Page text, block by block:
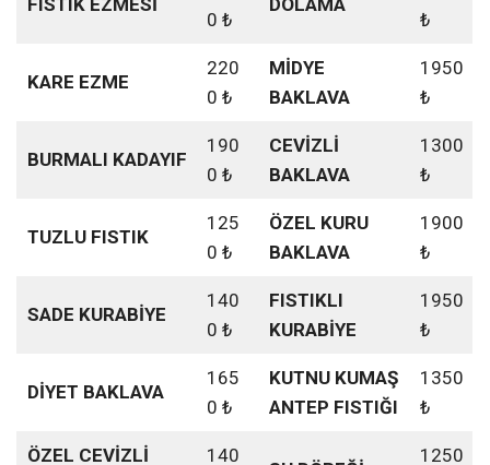
FISTIK EZMESİ
0 ₺
DOLAMA
₺
KARE EZME
220
0 ₺
MİDYE
BAKLAVA
1950
₺
BURMALI KADAYIF
190
0 ₺
CEVİZLİ
BAKLAVA
1300
₺
TUZLU FISTIK
125
0 ₺
ÖZEL KURU
BAKLAVA
1900
₺
SADE KURABİYE
140
0 ₺
FISTIKLI
KURABİYE
1950
₺
DİYET BAKLAVA
165
0 ₺
KUTNU KUMAŞ
ANTEP FISTIĞI
1350
₺
ÖZEL CEVİZLİ 140 1250